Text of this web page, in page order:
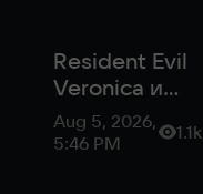
Resident Evil
Veronica и
новая
Onimusha:
Aug 5, 2026,
5:46 PM
1.1k